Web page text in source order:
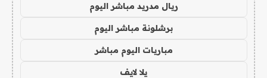
ريال مدريد مباشر اليوم
برشلونة مباشر اليوم
مباريات اليوم مباشر
يلا لايف